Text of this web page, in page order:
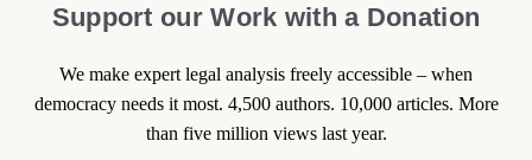
Den Weltmeeren geht das Leben aus. Würden
sich düstere Vorhersagen bewahrheiten, wären
die Ozeane im Jahr 2048 leergefischt. Zur
Überfischung tragen auch staatliche
Support our Work with a Donation
We make expert legal analysis freely accessible – when
democracy needs it most. 4,500 authors. 10,000 articles. More
than five million views last year.